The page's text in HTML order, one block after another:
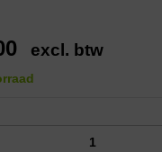
excl. btw